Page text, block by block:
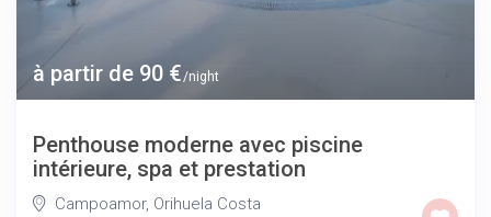
à partir de 90 €/night
Penthouse moderne avec piscine
intérieure, spa et prestation
Campoamor, Orihuela Costa